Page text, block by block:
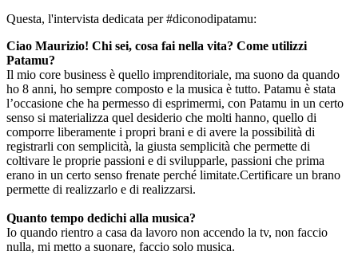
Questa, l'intervista dedicata per #diconodipatamu:
Ciao Maurizio! Chi sei, cosa fai nella vita? Come utilizzi
Patamu?
Il mio core business è quello imprenditoriale, ma suono da quando
ho 8 anni, ho sempre composto e la musica è tutto. Patamu è stata
l’occasione che ha permesso di esprimermi, con Patamu in un certo
senso si materializza quel desiderio che molti hanno, quello di
comporre liberamente i propri brani e di avere la possibilità di
registrarli con semplicità, la giusta semplicità che permette di
coltivare le proprie passioni e di svilupparle, passioni che prima
erano in un certo senso frenate perché limitate.Certificare un brano
permette di realizzarlo e di realizzarsi.
Quanto tempo dedichi alla musica?
Io quando rientro a casa da lavoro non accendo la tv, non faccio
nulla, mi metto a suonare, faccio solo musica.